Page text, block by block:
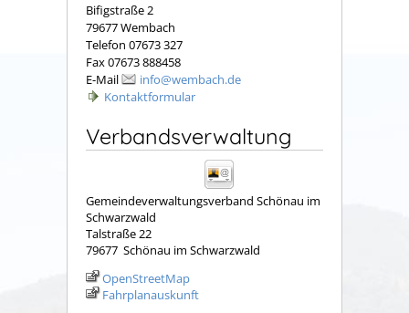
Bifigstraße 2
79677 Wembach
Telefon 07673 327
Fax 07673 888458
E-Mail
info@wembach.de
Kontaktformular
Verbandsverwaltung
Gemeindeverwaltungsverband Schönau im
Schwarzwald
Talstraße 22
79677 Schönau im Schwarzwald
OpenStreetMap
Fahrplanauskunft